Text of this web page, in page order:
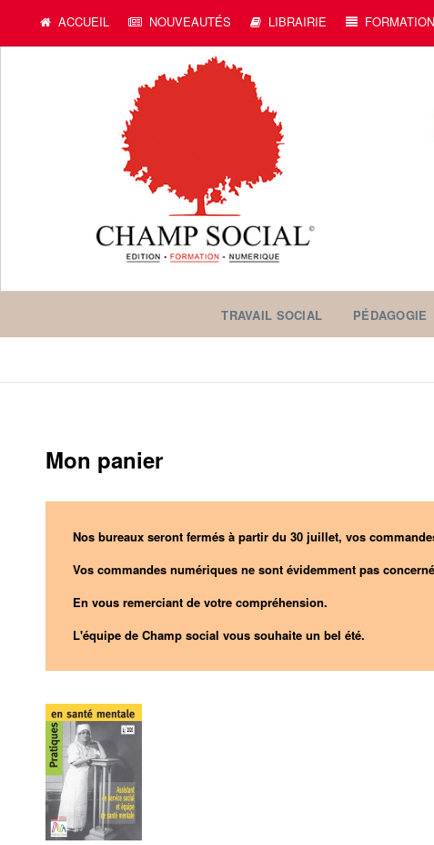
ACCUEIL NOUVEAUTÉS LIBRAIRIE
TRAVAIL SOCIAL PÉDAGOGIE
Mon panier
Nos bureaux seront fermés à partir du 30 juillet, vos
Vos commandes numériques ne sont évidemment pas
En vous remerciant de votre compréhension.
L'équipe de Champ social vous souhaite un bel été.